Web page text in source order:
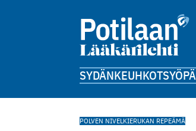
SYDÄNKEUHKOTSYÖPÄ
POLVEN NIVELKIERUKAN REPEÄMÄ